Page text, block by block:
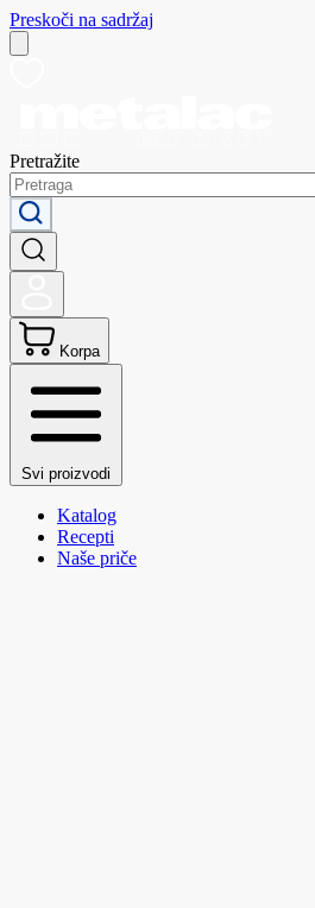
Preskoči na sadržaj
Pretražite
Korpa
Svi proizvodi
Katalog
Recepti
Naše priče